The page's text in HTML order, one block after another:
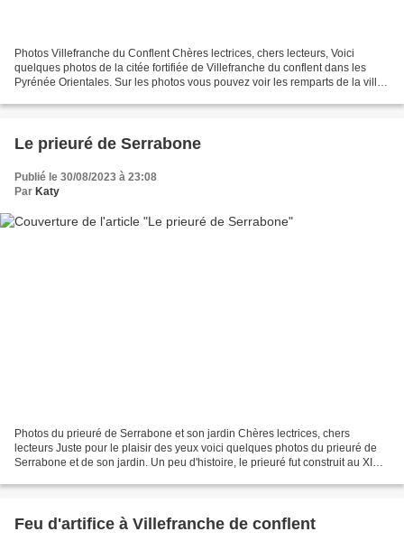
Photos Villefranche du Conflent Chères lectrices, chers lecteurs, Voici
quelques photos de la citée fortifiée de Villefranche du conflent dans les
Pyrénée Orientales. Sur les photos vous pouvez voir les remparts de la ville
Le prieuré de Serrabone
Publié le 30/08/2023 à 23:08
Par Katy
Photos du prieuré de Serrabone et son jardin Chères lectrices, chers
lecteurs Juste pour le plaisir des yeux voici quelques photos du prieuré de
Serrabone et de son jardin. Un peu d'histoire, le prieuré fut construit au XI
Feu d'artifice à Villefranche de conflent